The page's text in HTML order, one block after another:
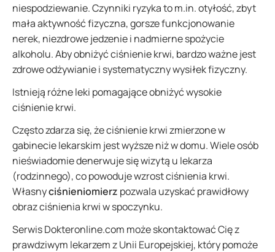
niespodziewanie. Czynniki ryzyka to m.in. otyłość, zbyt
mała aktywność fizyczna, gorsze funkcjonowanie
nerek, niezdrowe jedzenie i nadmierne spożycie
alkoholu. Aby obniżyć ciśnienie krwi, bardzo ważne jest
zdrowe odżywianie i systematyczny wysiłek fizyczny.
Istnieją różne leki pomagające obniżyć wysokie
ciśnienie krwi.
Często zdarza się, że ciśnienie krwi zmierzone w
gabinecie lekarskim jest wyższe niż w domu. Wiele osób
nieświadomie denerwuje się wizytą u lekarza
(rodzinnego), co powoduje wzrost ciśnienia krwi.
Własnyciśnieniomierz pozwala uzyskać prawidłowy
obraz ciśnienia krwi w spoczynku.
Serwis Dokteronline.com może skontaktować Cię z
prawdziwym lekarzem z Unii Europejskiej, który pomoże